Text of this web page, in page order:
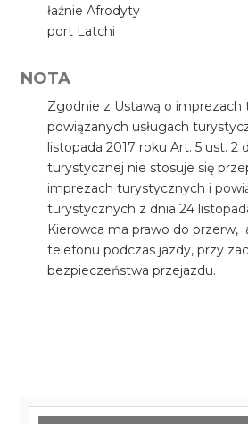
łaźnie Afrodyty
port Latchi
NOTA
Zgodnie z Ustawą o imprezach
powiązanych usługach
listopada 2017 roku Art. 5 ust. 2
turystycznej nie stosuje się
imprezach turystycznych i
turystycznych z dnia 24
Kierowca ma prawo do przerw,
telefonu podczas jazdy, przy
bezpieczeństwa przejazdu.